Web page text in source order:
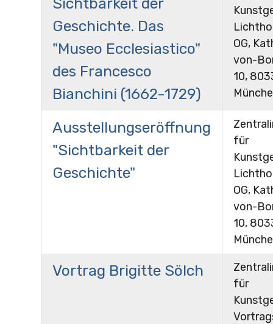
Geschichte. Das
"Museo Ecclesiastico"
des Francesco
Bianchini (1662-1729)
OG,
von-
10,
Ausstellungseröffnung
"Sichtbarkeit der
Geschichte"
für
OG,
von-
10,
Vortrag Brigitte Sölch
für